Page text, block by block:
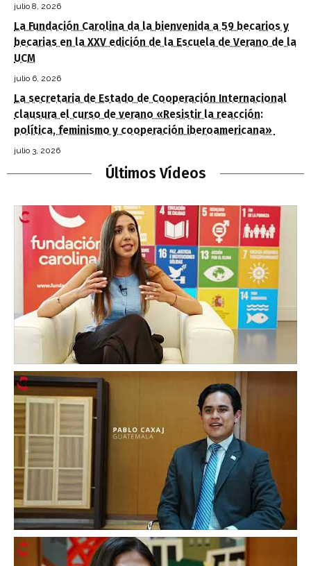
julio 8, 2026
La Fundación Carolina da la bienvenida a 59 becarios y
becarias en la XXV edición de la Escuela de Verano de la
UCM
julio 6, 2026
La secretaria de Estado de Cooperación Internacional
clausura el curso de verano «Resistir la reacción:
política, feminismo y cooperación iberoamericana»
julio 3, 2026
Últimos Vídeos